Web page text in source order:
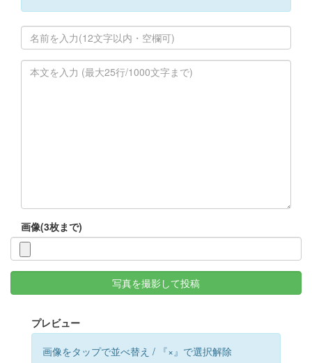
画像(3枚まで)
写真を撮影して投稿
プレビュー
画像をタップで並べ替え / 『×』で選択解除